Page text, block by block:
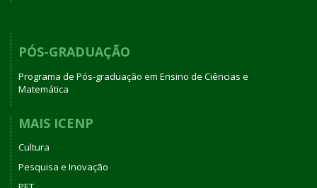
PÓS-GRADUAÇÃO
Programa de Pós-graduação em Ensino de Ciências e
Matemática
MAIS ICENP
Cultura
Pesquisa e Inovação